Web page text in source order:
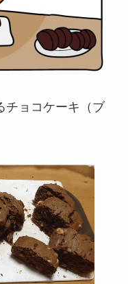
チョコケーキ（ブ